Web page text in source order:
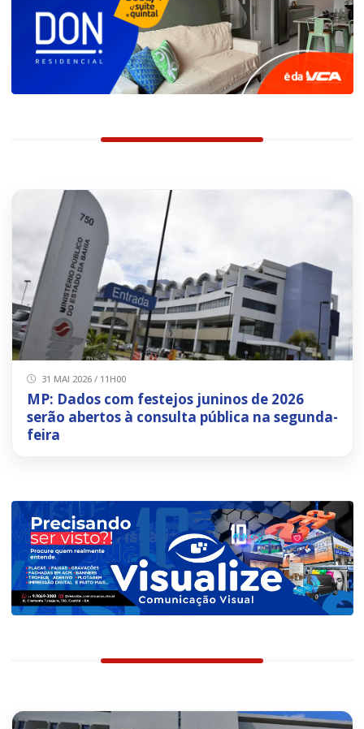
31 MAI 2026 / 11H00
MP: Dados com festejos juninos de 2026
serão abertos à consulta pública na segunda-
feira